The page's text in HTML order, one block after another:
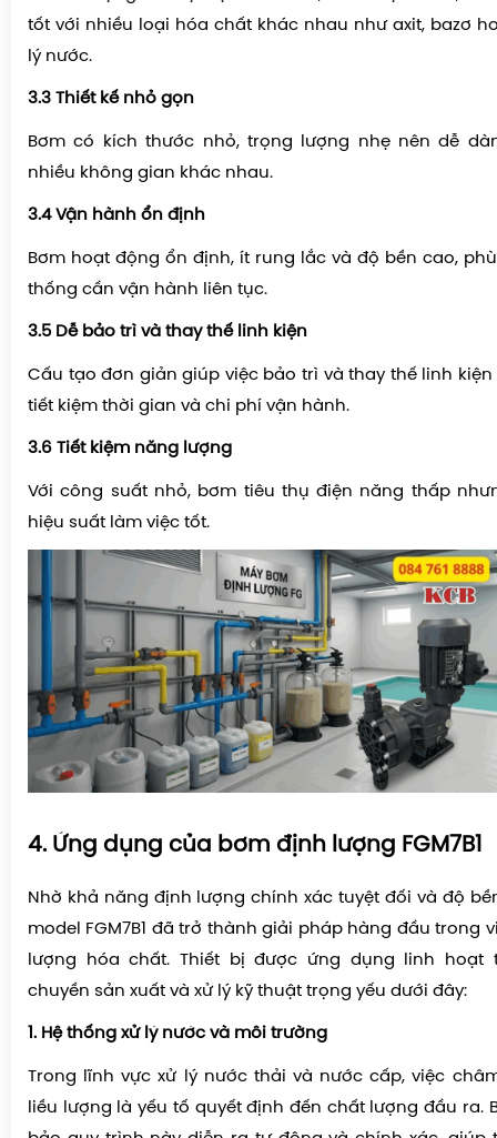
tốt với nhiều loại hóa chất khác nhau như axit, bazơ
lý nước.
3.3 Thiết kế nhỏ gọn
Bơm có kích thước nhỏ, trọng lượng nhẹ nên dễ
nhiều không gian khác nhau.
3.4 Vận hành ổn định
Bơm hoạt động ổn định, ít rung lắc và độ bền cao,
thống cần vận hành liên tục.
3.5 Dễ bảo trì và thay thế linh kiện
Cấu tạo đơn giản giúp việc bảo trì và thay thế linh
tiết kiệm thời gian và chi phí vận hành.
3.6 Tiết kiệm năng lượng
Với công suất nhỏ, bơm tiêu thụ điện năng thấp
hiệu suất làm việc tốt.
4. Ứng dụng của bơm định lượng FGM7B1
Nhờ khả năng định lượng chính xác tuyệt đối và độ
model FGM7B1 đã trở thành giải pháp hàng đầu trong
lượng hóa chất. Thiết bị được ứng dụng linh hoạt
chuyền sản xuất và xử lý kỹ thuật trọng yếu dưới đây:
1. Hệ thống xử lý nước và môi trường
Trong lĩnh vực xử lý nước thải và nước cấp, việc
liều lượng là yếu tố quyết định đến chất lượng đầu ra.